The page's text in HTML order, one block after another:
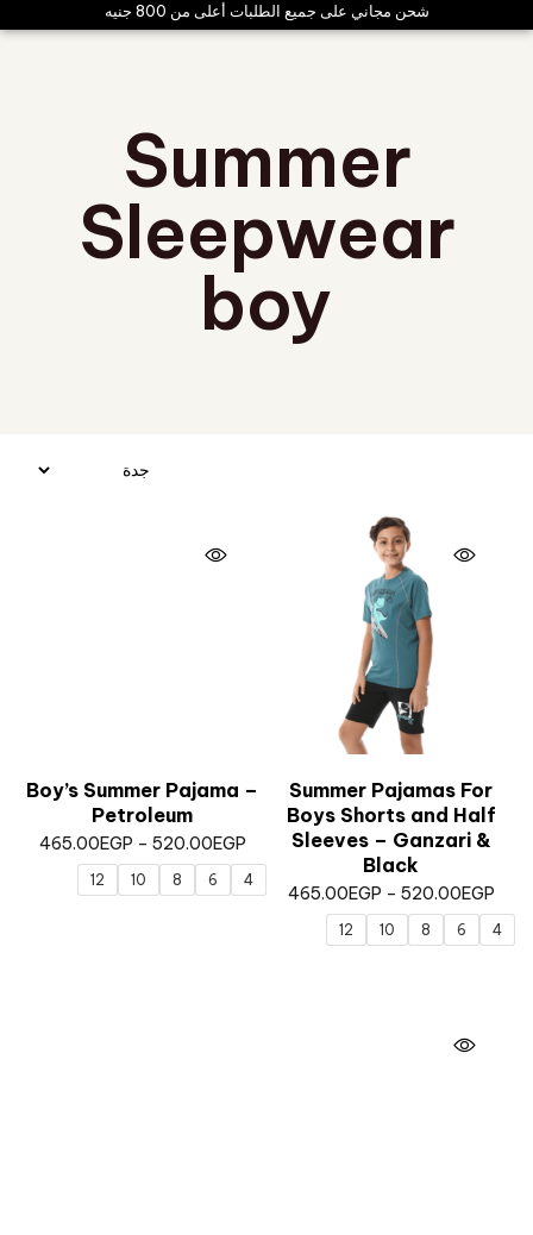
شحن مجاني على جميع الطلبات أعلى من 800 جنيه
Summer
Sleepwear
boy
Summer Pajamas For
Boys Shorts and Half
Sleeves – Ganzari &
Black
465.00EGP – 520.00EGP
4
6
8
10
12
Boy’s Summer Pajama –
Petroleum
465.00EGP – 520.00EGP
4
6
8
10
12